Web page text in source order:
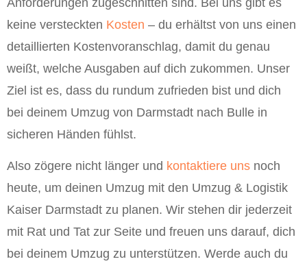
keine versteckten Kosten – du erhältst von uns einen
detaillierten Kostenvoranschlag, damit du genau
weißt, welche Ausgaben auf dich zukommen. Unser
Ziel ist es, dass du rundum zufrieden bist und dich
bei deinem Umzug von Darmstadt nach Bulle in
sicheren Händen fühlst.
Also zögere nicht länger und kontaktiere uns noch
heute, um deinen Umzug mit den Umzug & Logistik
Kaiser Darmstadt zu planen. Wir stehen dir jederzeit
mit Rat und Tat zur Seite und freuen uns darauf, dich
bei deinem Umzug zu unterstützen. Werde auch du